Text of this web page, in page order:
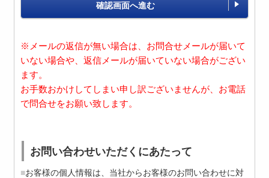
確認画面へ進む
※メールの返信が無い場合は、お問合せメールが届いて
いない場合や、返信メールが届いていない場合がござい
ます。
お手数おかけしてしまい申し訳ございませんが、お電話
で問合せをお願い致します。
お問い合わせいただくにあたって
お客様の個人情報は、当社からお客様のお問い合わせに対